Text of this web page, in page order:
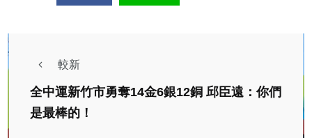
較新
全中運新竹市勇奪14金6銀12銅 邱臣遠：你們
是最棒的！